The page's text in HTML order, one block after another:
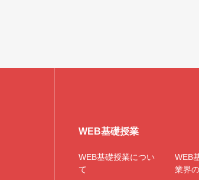
WEB基礎授業
WEB基礎授業につい
て
WEB
業界